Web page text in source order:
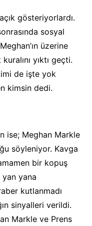
gösteriyorlardı.
sosyal
üzerine
yıktı geçti.
de işte yok
kimsin dedi.
ise; Meghan Markle
söyleniyor. Kavga
bir kopuş
yan yana
kutlanmadı
sinyalleri verildi.
Markle ve Prens